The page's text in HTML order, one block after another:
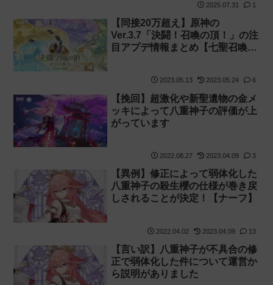
2025.07.31 1
【同接20万超え】原神の
Ver.3.7「決闘！召喚の頂！」の注
目アプデ情報まとめ【七聖召喚・
2023.05.13 2023.05.24 6
【挽回】超激化や新聖遺物の金メ
ッキによって八重神子の評価が上
がっています
2022.08.27 2023.04.09 3
【異例】修正によって弱体化した
八重神子の殺生櫻の仕様が巻き戻
しされることが決定！【ナーフ】
2022.04.02 2023.04.09 13
【言い訳】八重神子が不具合の修
正で弱体化した件について運営か
ら説明がありました